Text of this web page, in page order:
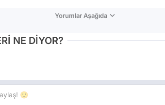
Yorumlar Aşağıda
NE DİYOR?